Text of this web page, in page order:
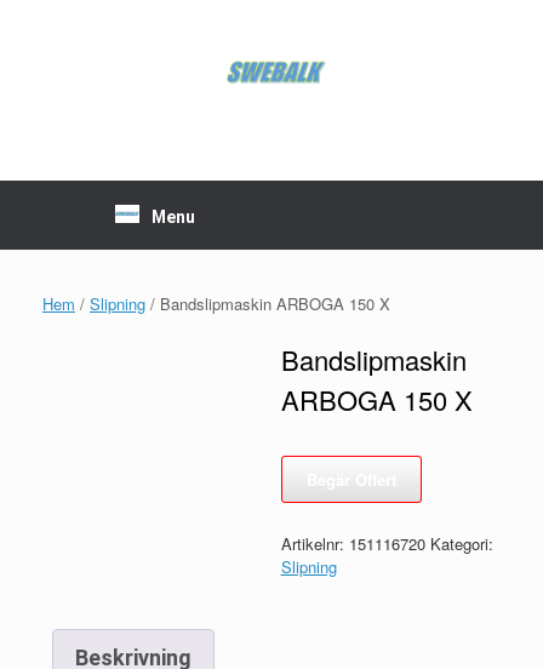
Menu
Hem / Slipning / Bandslipmaskin ARBOGA 150 X
Bandslipmaskin
ARBOGA 150 X
Artikelnr: 151116720 Kategori:
Slipning
Beskrivning